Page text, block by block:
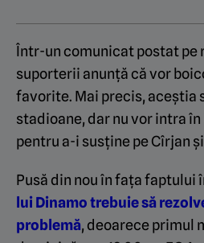
Într-un comunicat postat pe
suporterii anunță că vor
favorite. Mai precis, aceștia
stadioane, dar nu vor intra
pentru a-i susține pe Cîrjan
Pusă din nou în fața faptului
lui Dinamo trebuie să
problemă, deoarece primul